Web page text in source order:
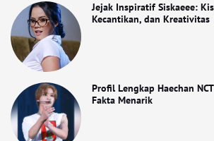
Jejak Inspiratif Siskaeee:
Kecantikan, dan Kreativitas
Profil Lengkap Haechan
Fakta Menarik